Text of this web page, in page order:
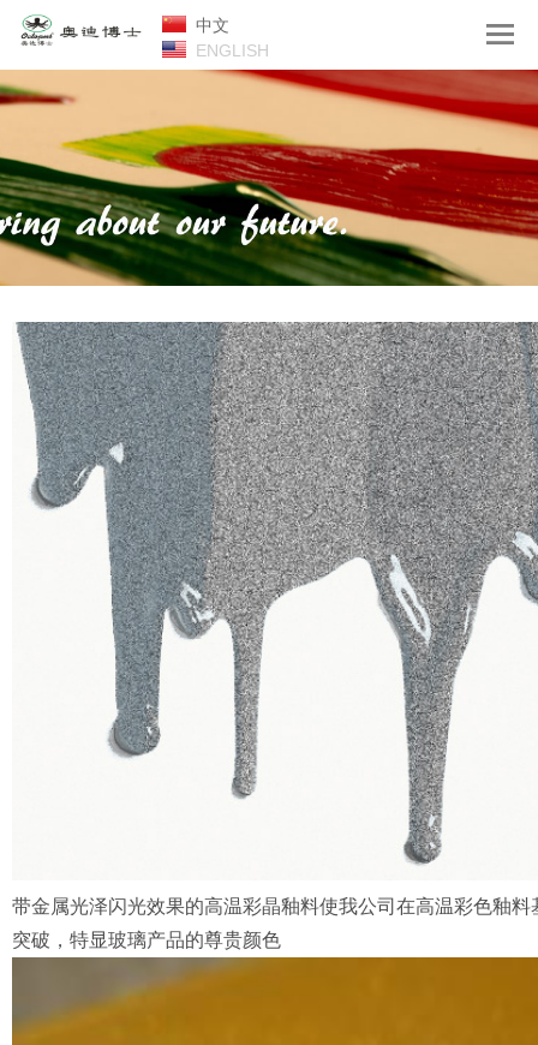
中文
ENGLISH
带金属光泽闪光效果的高温彩晶釉料使我公司在高温彩色釉
突破，特显玻璃产品的尊贵颜色